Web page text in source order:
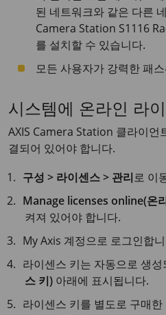
된 네트워크와 같은 다른
Camera Station S1116
를 설치할 수 있습니다.
모든 사용자가 강력한 패
시스템에 온라인 라
AXIS Camera Station 클라이언
결되어 있어야 합니다.
구성 > 라이센스 > 관리로 이
Manage licenses online(온
켜져 있어야 합니다.
My Axis 계정으로 로그인합
라이센스 키는 자동으로 생성
스 키) 아래에 표시됩니다.
라이센스 키를 별도로 구매